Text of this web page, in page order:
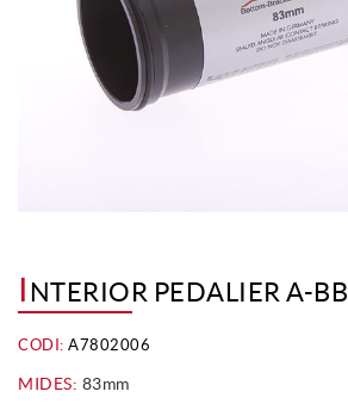
I NTERIOR PEDALIER A-BB
CODI: A7802006
MIDES: 83mm